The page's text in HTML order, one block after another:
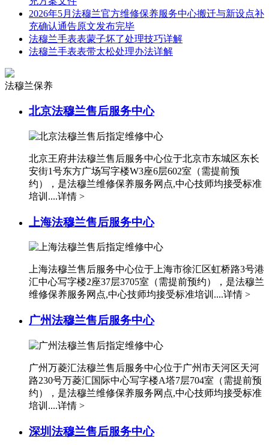
内蒙古自治区呼伦贝尔市海拉尔区中央街法穆兰售后服务中心（需提前预约）
内蒙古自治区通辽市科尔沁区明仁大街法穆兰售后服务中心（需提前预约）
内蒙古自治区乌海市海勃湾区人民南路法穆兰售后服务中心（需提前预约）
山西省晋城市城区黄华街法穆兰售后服务中心（需提前预约）
山西省晋中市榆次区顺城街法穆兰售后服务中心（需提前预约）
山西省阳泉市郊区平阳东街与新城大道交叉口法穆兰售后服务中心（需提前预约）
山西省运城市盐湖区河东街法穆兰售后服务中心（需提前预约）
2026年5月法穆兰官方维修保养服务中心搬迁与新设点补
充确认通告原文发布完毕
法穆兰手表表蒙子坏了处理技巧详解
法穆兰手表表带太松处理办法详解
法穆兰保养
北京法穆兰售后服务中心
北京王府井法穆兰售后服务中心位于北京市东城区东长
安街1号东方广场写字楼W3座6层602室（需提前预
约），是法穆兰维修保养服务网点,中心技师均接受标准
培训....详情 >
上海法穆兰售后服务中心
上海法穆兰售后服务中心位于上海市徐汇区虹桥路3号港
汇中心写字楼2座37层3705室（需提前预约），是法穆兰
维修保养服务网点,中心技师均接受标准培训....详情 >
广州法穆兰售后服务中心
广州万菱汇法穆兰售后服务中心位于广州市天河区天河
路230号万菱汇国际中心写字楼A塔7层704室（需提前预
约），是法穆兰维修保养服务网点,中心技师均接受标准
培训....详情 >
深圳法穆兰售后服务中心